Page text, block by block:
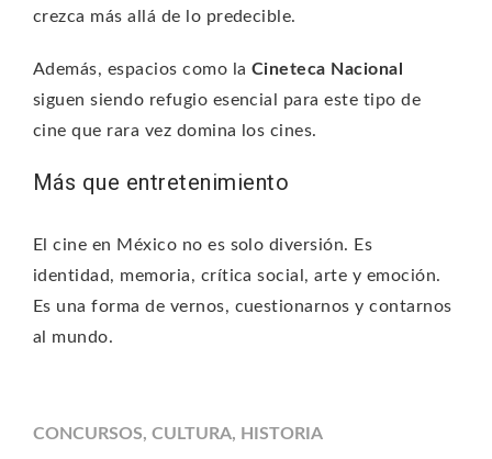
crezca más allá de lo predecible.
Además, espacios como la Cineteca Nacional
siguen siendo refugio esencial para este tipo de
cine que rara vez domina los cines.
Más que entretenimiento
El cine en México no es solo diversión. Es
identidad, memoria, crítica social, arte y emoción.
Es una forma de vernos, cuestionarnos y contarnos
al mundo.
CONCURSOS, CULTURA, HISTORIA